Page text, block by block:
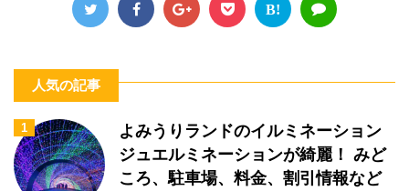
B!
人気の記事
1
よみうりランドのイルミネーション
ジュエルミネーションが綺麗！ みど
ころ、駐車場、料金、割引情報など